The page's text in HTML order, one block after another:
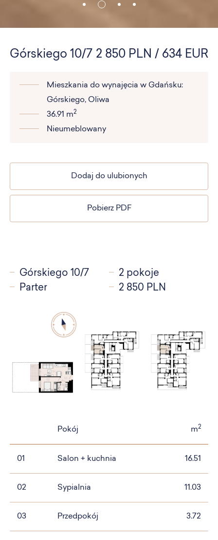
Górskiego 10/7 2 850 PLN / 634 EUR
Mieszkania do wynajęcia w Gdańsku:
Górskiego, Oliwa
36.91 m2
Nieumeblowany
Dodaj do ulubionych
Pobierz PDF
Górskiego 10/7
2 pokoje
Parter
2 850 PLN
Pokój m2
01 Salon + kuchnia 16.51
02 Sypialnia 11.03
03 Przedpokój 3.72